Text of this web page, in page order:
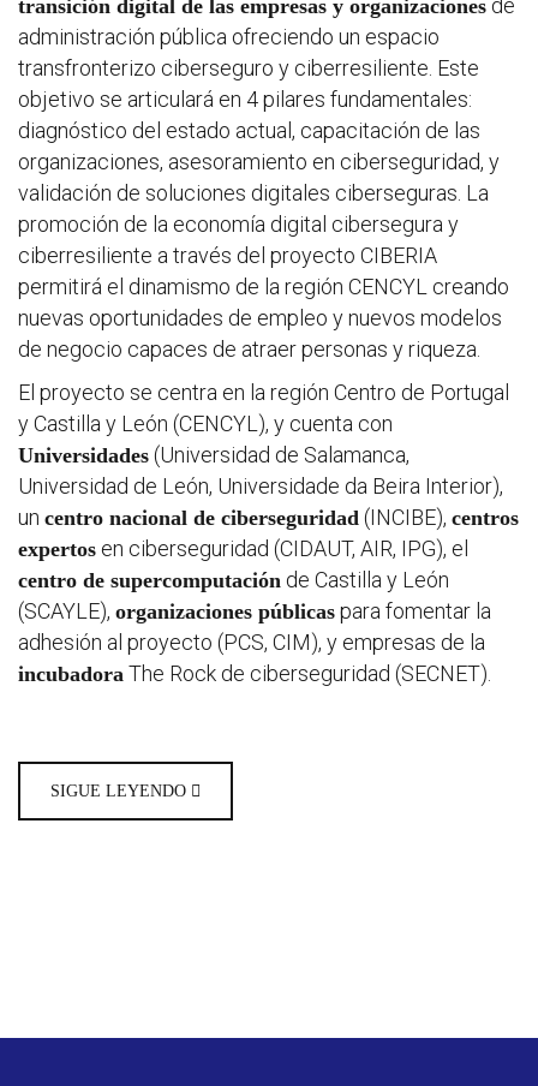
Otros
transición digital de las empresas y organizaciones de
administración pública ofreciendo un espacio
transfronterizo ciberseguro y ciberresiliente. Este
objetivo se articulará en 4 pilares fundamentales:
diagnóstico del estado actual, capacitación de las
organizaciones, asesoramiento en ciberseguridad, y
validación de soluciones digitales ciberseguras. La
promoción de la economía digital cibersegura y
ciberresiliente a través del proyecto CIBERIA
permitirá el dinamismo de la región CENCYL creando
nuevas oportunidades de empleo y nuevos modelos
de negocio capaces de atraer personas y riqueza.
El proyecto se centra en la región Centro de Portugal
y Castilla y León (CENCYL), y cuenta con
Universidades (Universidad de Salamanca,
Universidad de León, Universidade da Beira Interior),
un centro nacional de ciberseguridad (INCIBE), centros
expertos en ciberseguridad (CIDAUT, AIR, IPG), el
centro de supercomputación de Castilla y León
(SCAYLE), organizaciones públicas para fomentar la
adhesión al proyecto (PCS, CIM), y empresas de la
incubadora The Rock de ciberseguridad (SECNET).
SIGUE LEYENDO